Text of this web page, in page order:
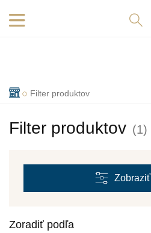
Filter produktov
Filter produktov (1)
Zobraziť
Zoradiť podľa